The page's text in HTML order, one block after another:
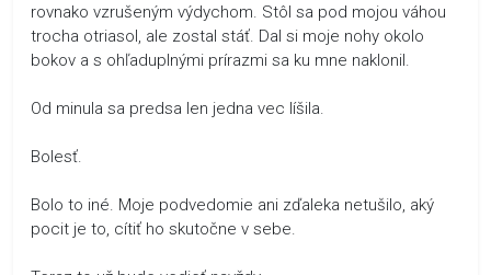
rovnako vzrušeným výdychom. Stôl sa pod mojou váhou
trocha otriasol, ale zostal stáť. Dal si moje nohy okolo
bokov a s ohľaduplnými prírazmi sa ku mne naklonil.
Od minula sa predsa len jedna vec líšila.
Bolesť.
Bolo to iné. Moje podvedomie ani zďaleka netušilo, aký
pocit je to, cítiť ho skutočne v sebe.